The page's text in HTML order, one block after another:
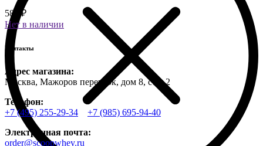
580 ₽
Нет в наличии
Контакты
Адрес магазина:
Москва, Мажоров переулок, дом 8, стр. 2
Телефон:
+7 (495) 255-29-34
+7 (985) 695-94-40
Электронная почта:
order@scoopwhey.ru